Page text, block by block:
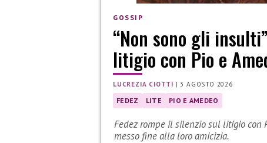
GOSSIP
“Non sono gli
litigio con Pio e
LUCREZIA CIOTTI |3 AGOSTO 2026
FEDEZ LITE PIO E AMEDEO
Fedez rompe il silenzio sul litigio con
messo fine alla loro amicizia.